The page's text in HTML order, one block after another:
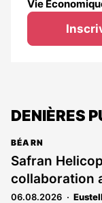
Vie
DENIÈRES
BÉARN
Safran
collaboration
06.08.2026